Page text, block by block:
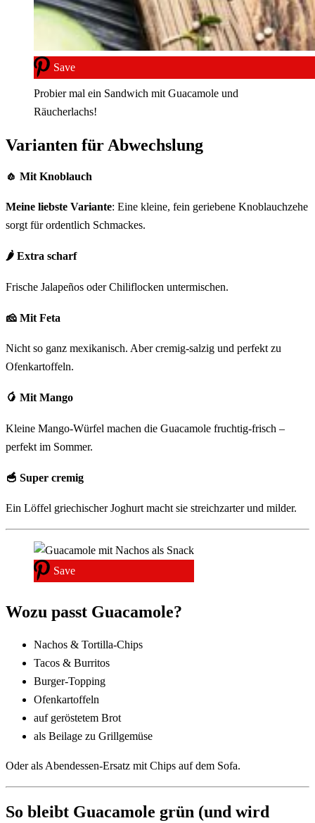
Save
Probier mal ein Sandwich mit Guacamole und
Räucherlachs!
Varianten für Abwechslung
🧄 Mit Knoblauch
Meine liebste Variante: Eine kleine, fein geriebene Knoblauchzehe
sorgt für ordentlich Schmackes.
🌶 Extra scharf
Frische Jalapeños oder Chiliflocken untermischen.
🧀 Mit Feta
Nicht so ganz mexikanisch. Aber cremig-salzig und perfekt zu
Ofenkartoffeln.
🥭 Mit Mango
Kleine Mango-Würfel machen die Guacamole fruchtig-frisch –
perfekt im Sommer.
🥣 Super cremig
Ein Löffel griechischer Joghurt macht sie streichzarter und milder.
Save
Wozu passt Guacamole?
Nachos & Tortilla-Chips
Tacos & Burritos
Burger-Topping
Ofenkartoffeln
auf geröstetem Brot
als Beilage zu Grillgemüse
Oder als Abendessen-Ersatz mit Chips auf dem Sofa.
So bleibt Guacamole grün (und wird